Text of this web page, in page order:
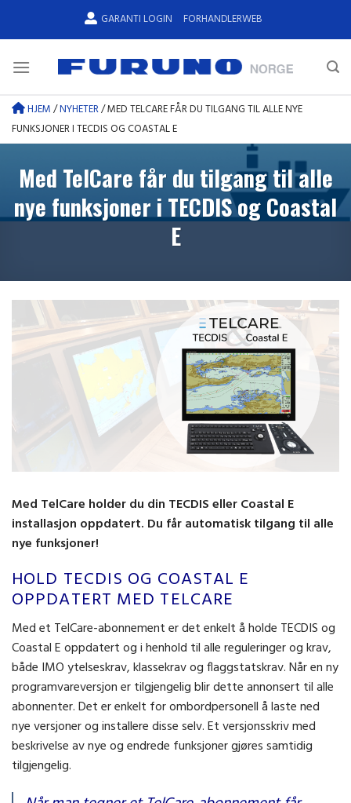
GARANTI LOGIN FORHANDLERWEB
HJEM/NYHETER/MED TELCARE FÅR DU TILGANG TIL ALLE NYE
FUNKSJONER I TECDIS OG COASTAL E
Med TelCare får du tilgang til alle
nye funksjoner i TECDIS og Coastal
E
Med TelCare holder du din TECDIS eller Coastal E
installasjon oppdatert. Du får automatisk tilgang til alle
nye funksjoner!
HOLD TECDIS OG COASTAL E
OPPDATERT MED TELCARE
Med et TelCare-abonnement er det enkelt å holde TECDIS og
Coastal E oppdatert og i henhold til alle reguleringer og krav,
både IMO ytelseskrav, klassekrav og flaggstatskrav. Når en ny
programvareversjon er tilgjengelig blir dette annonsert til alle
abonnenter. Det er enkelt for ombordpersonell å laste ned
nye versjoner og installere disse selv. Et versjonsskriv med
beskrivelse av nye og endrede funksjoner gjøres samtidig
tilgjengelig.